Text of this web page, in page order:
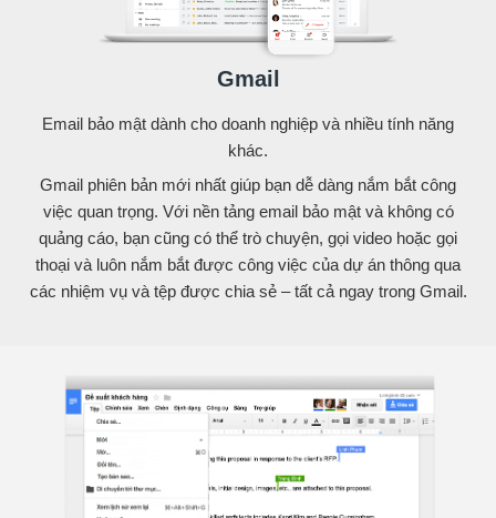
Gmail
Email bảo mật dành cho doanh nghiệp và nhiều tính năng
khác.
Gmail phiên bản mới nhất giúp bạn dễ dàng nắm bắt công
việc quan trọng. Với nền tảng email bảo mật và không có
quảng cáo, bạn cũng có thể trò chuyện, gọi video hoặc gọi
thoại và luôn nắm bắt được công việc của dự án thông qua
các nhiệm vụ và tệp được chia sẻ – tất cả ngay trong Gmail.